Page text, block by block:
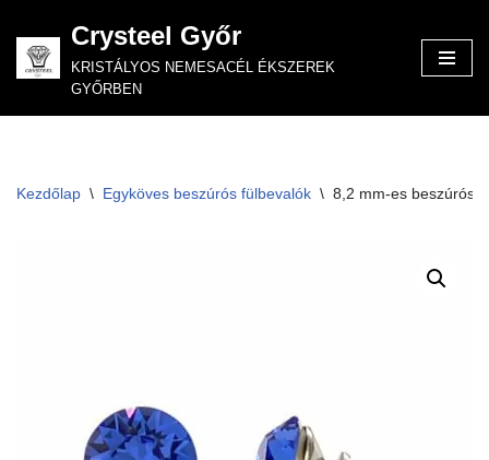
Skip
to
Crysteel Győr
KRISTÁLYOS NEMESACÉL ÉKSZEREK
GYŐRBEN
Kezdőlap \ Egyköves beszúrós fülbevalók \ 8,2 mm-es beszúrós